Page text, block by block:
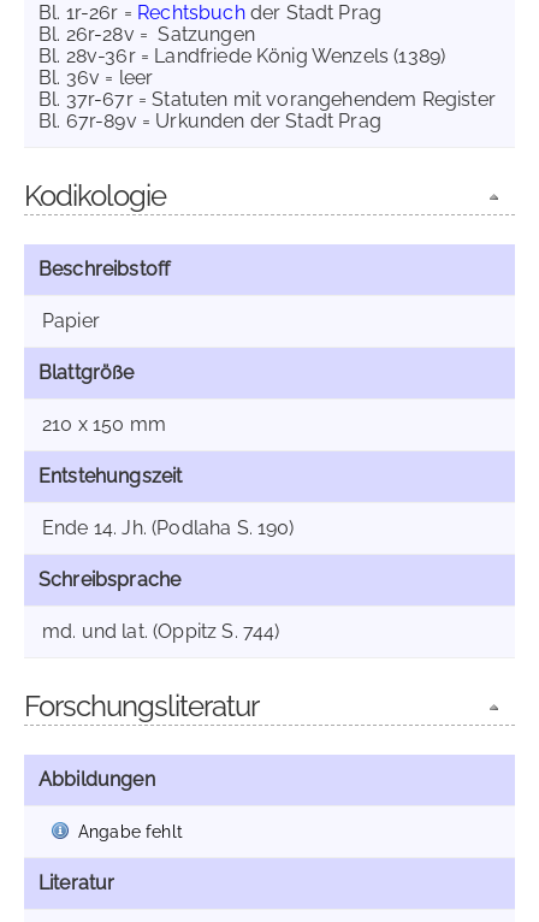
Bl. 1r-26r = Rechtsbuchder Stadt Prag
Bl. 26r-28v = Satzungen
Bl. 28v-36r = Landfriede König Wenzels (1389)
Bl. 36v = leer
Bl. 37r-67r = Statuten mit vorangehendem Register
Bl. 67r-89v = Urkunden der Stadt Prag
Kodikologie
Beschreibstoff
Papier
Blattgröße
210 x 150 mm
Entstehungszeit
Ende 14. Jh. (Podlaha S. 190)
Schreibsprache
md. und lat. (Oppitz S. 744)
Forschungsliteratur
Abbildungen
Angabe fehlt
Literatur